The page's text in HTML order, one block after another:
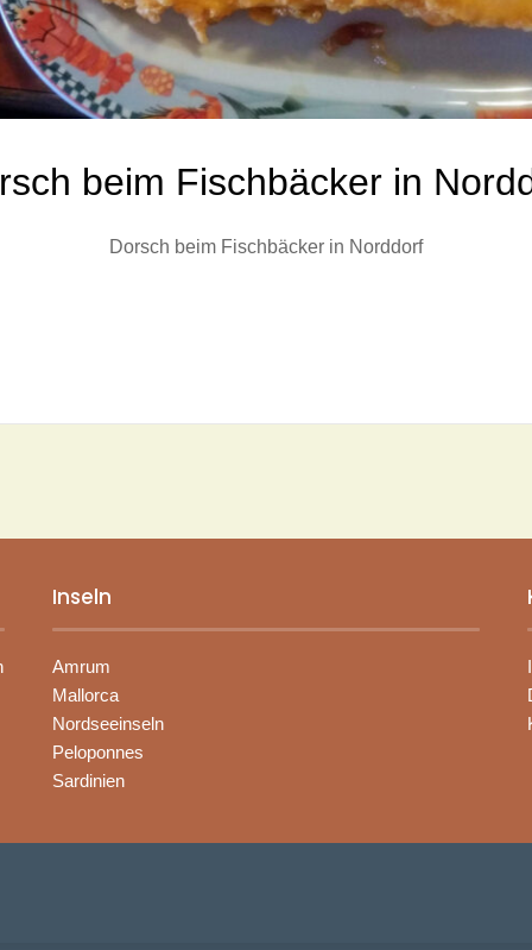
beim Fischbäcker in
Dorsch beim Fischbäcker in Norddorf
Inseln
Amrum
Mallorca
Nordseeinseln
Peloponnes
Sardinien